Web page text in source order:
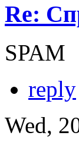
Re:
SPAM
reply
Wed,